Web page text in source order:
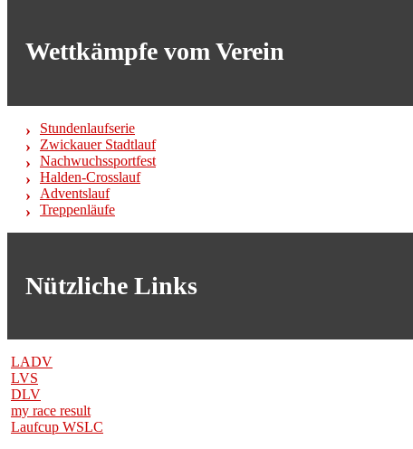
Wettkämpfe vom Verein
Stundenlaufserie
Zwickauer Stadtlauf
Nachwuchssportfest
Halden-Crosslauf
Adventslauf
Treppenläufe
Nützliche Links
LADV
LVS
DLV
my race result
Laufcup WSLC